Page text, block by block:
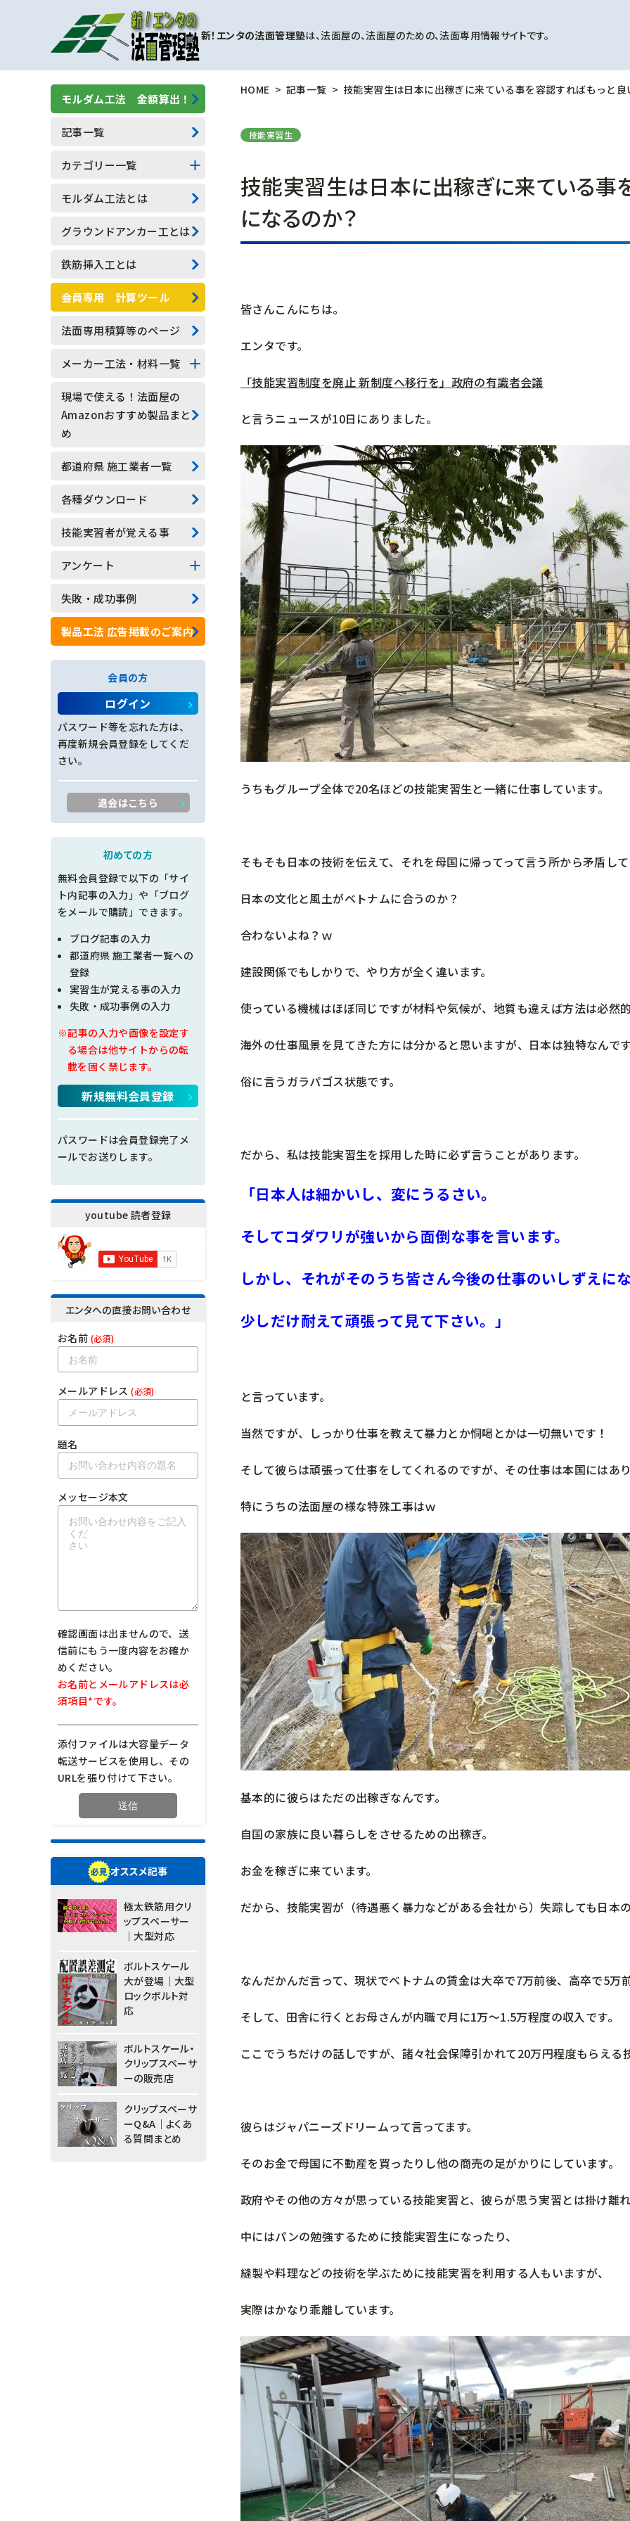
新！エンタの法面管理塾は、法面屋の、法面屋のための、法面専用情報サイトです。
HOME 記事一覧 技能実習生は日本に出稼ぎに来ている事を容認すればもっと
技能実習生
技能実習生は日本に出稼ぎに来ている事
になるのか？
皆さんこんにちは。
エンタです。
「技能実習制度を廃止 新制度へ移行を」政府の有識者会議
と言うニュースが10日にありました。
うちもグループ全体で20名ほどの技能実習生と一緒に仕事しています。
そもそも日本の技術を伝えて、それを母国に帰ってって言う所から矛盾し
日本の文化と風土がベトナムに合うのか？
合わないよね？ｗ
建設関係でもしかりで、やり方が全く違います。
使っている機械はほぼ同じですが材料や気候が、地質も違えば方法は必然
海外の仕事風景を見てきた方には分かると思いますが、日本は独特なんで
俗に言うガラパゴス状態です。
だから、私は技能実習生を採用した時に必ず言うことがあります。
「日本人は細かいし、変にうるさい。
そしてコダワリが強いから面倒な事を言います。
しかし、それがそのうち皆さん今後の仕事のいしずえに
少しだけ耐えて頑張って見て下さい。」
と言っています。
当然ですが、しっかり仕事を教えて暴力とか恫喝とかは一切無いです！
そして彼らは頑張って仕事をしてくれるのですが、その仕事は本国にはあ
特にうちの法面屋の様な特殊工事はｗ
基本的に彼らはただの出稼ぎなんです。
自国の家族に良い暮らしをさせるための出稼ぎ。
お金を稼ぎに来ています。
だから、技能実習が（待遇悪く暴力などがある会社から）失踪しても日本
なんだかんだ言って、現状でベトナムの賃金は大卒で7万前後、高卒で5万
そして、田舎に行くとお母さんが内職で月に1万～1.5万程度の収入です。
ここでうちだけの話しですが、諸々社会保障引かれて20万円程度もらえる
彼らはジャパニーズドリームって言ってます。
そのお金で母国に不動産を買ったりし他の商売の足がかりにしています。
政府やその他の方々が思っている技能実習と、彼らが思う実習とは掛け離
中にはパンの勉強するために技能実習生になったり、
縫製や料理などの技術を学ぶために技能実習を利用する人もいますが、
実際はかなり乖離しています。
モルダム工法 金額算出！
記事一覧
カテゴリー一覧
擁壁補強工事
モルダム工
一般人向け(他業種)
専門用語
技能実習生
水抜きロックボルト
水抜きボーリング
現場吹付法枠工
モルタル吹付工
植生基材吹付工
グラウンドアンカー工
ロックボルト工
足場工
ロックネット工
法面工全般
施工管理
創意工夫
品質管理
出来形管理
工程管理
土木設計
現場問題点
その他
モルダム工法とは
グラウンドアンカー工とは
鉄筋挿入工とは
会員専用 計算ツール
法面専用積算等のページ
メーカー工法・材料一覧
法面系
測定器具系
アンカー系
その他
現場で使える！法面屋の
Amazonおすすめ製品まと
め
都道府県 施工業者一覧
各種ダウンロード
技能実習者が覚える事
アンケート
アンケート結果一覧
失敗・成功事例
製品工法 広告掲載のご案内
会員の方
ログイン
パスワード等を忘れた方は、
再度新規会員登録をしてくだ
さい。
退会はこちら
初めての方
無料会員登録で以下の「サイ
ト内記事の入力」や「ブログ
をメールで購読」できます。
ブログ記事の入力
都道府県 施工業者一覧への
登録
実習生が覚える事の入力
失敗・成功事例の入力
※記事の入力や画像を設定す
る場合は他サイトからの転
載を固く禁じます。
新規無料会員登録
パスワードは会員登録完了メ
ールでお送りします。
youtube 読者登録
エンタへの直接お問い合わせ
お名前 (必須)
メールアドレス (必須)
題名
メッセージ本文
確認画面は出ませんので、送
信前にもう一度内容をお確か
めください。
お名前とメールアドレスは必
須項目*です。
添付ファイルは大容量データ
転送サービスを使用し、その
URLを張り付けて下さい。
オススメ記事
極太鉄筋用クリ
ップスペーサー
｜大型対応
ボルトスケール
大が登場｜大型
ロックボルト対
応
ボルトスケール・
クリップスペーサ
ーの販売店
クリップスペーサ
ーQ&A｜よくあ
る質問まとめ